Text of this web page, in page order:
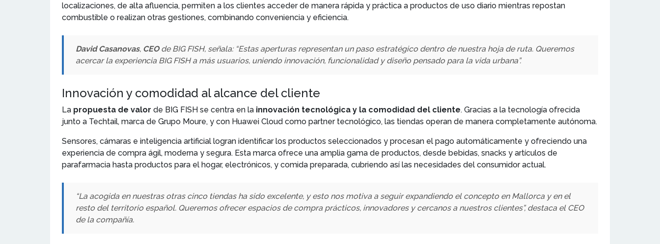
localizaciones, de alta afluencia, permiten a los clientes acceder de manera rápida y práctica a productos de uso diario mientras repostan
combustible o realizan otras gestiones, combinando conveniencia y eficiencia.
David Casanovas, CEO de BIG FISH, señala: “Estas aperturas representan un paso estratégico dentro de nuestra hoja de ruta. Queremos
acercar la experiencia BIG FISH a más usuarios, uniendo innovación, funcionalidad y diseño pensado para la vida urbana”.
Innovación y comodidad al alcance del cliente
La propuesta de valor de BIG FISH se centra en la innovación tecnológica y la comodidad del cliente. Gracias a la tecnología ofrecida
junto a Techtail, marca de Grupo Moure, y con Huawei Cloud como partner tecnológico, las tiendas operan de manera completamente autónoma.
Sensores, cámaras e inteligencia artificial logran identificar los productos seleccionados y procesan el pago automáticamente y ofreciendo una
experiencia de compra ágil, moderna y segura. Esta marca ofrece una amplia gama de productos, desde bebidas, snacks y artículos de
parafarmacia hasta productos para el hogar, electrónicos, y comida preparada, cubriendo así las necesidades del consumidor actual.
“La acogida en nuestras otras cinco tiendas ha sido excelente, y esto nos motiva a seguir expandiendo el concepto en Mallorca y en el
resto del territorio español. Queremos ofrecer espacios de compra prácticos, innovadores y cercanos a nuestros clientes”, destaca el CEO
de la compañía.